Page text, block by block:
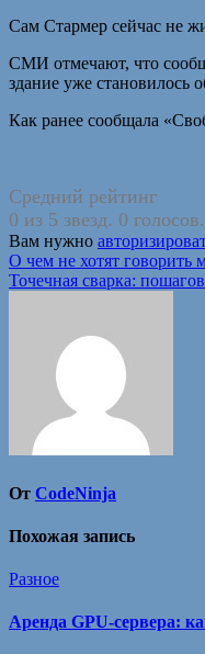
Сам Стармер сейчас не
СМИ отмечают, что
здание уже становилось
Как ранее сообщала
Средний рейтинг
0 из 5 звезд. 0 голосов.
Вам нужно
Навигация
по
О чем не хотят говорить
Точечная сварка:
От CodeNinja
Похожая запись
Разное
Аренда GPU-сервера: